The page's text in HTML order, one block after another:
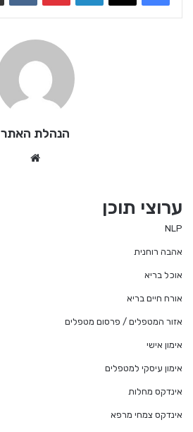
הנהלת האתר
ערוצי תוכן
NLP
אהבה רוחנית
אוכל בריא
אורח חיים בריא
אזור המטפלים / פרסום מטפלים
אימון אישי
אימון עיסקי למטפלים
אינדקס מחלות
אינדקס צמחי מרפא